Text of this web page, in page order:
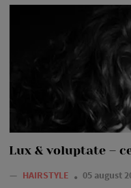
Lux & voluptate –
— HAIRSTYLE 05 august